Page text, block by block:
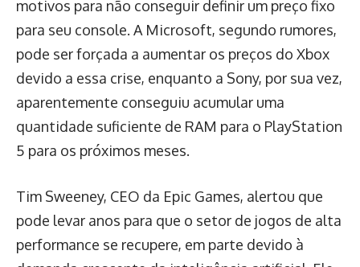
motivos para não conseguir definir um preço fixo
para seu console. A Microsoft, segundo rumores,
pode ser forçada a aumentar os preços do Xbox
devido a essa crise, enquanto a Sony, por sua vez,
aparentemente conseguiu acumular uma
quantidade suficiente de RAM para o PlayStation
5 para os próximos meses.
Tim Sweeney, CEO da Epic Games, alertou que
pode levar anos para que o setor de jogos de alta
performance se recupere, em parte devido à